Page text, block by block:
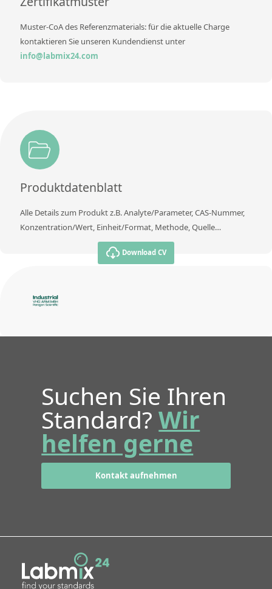
Muster-CoA des Referenzmaterials: für die aktuelle Charge
kontaktieren Sie unseren Kundendienst unter
info@labmix24.com
Produktdatenblatt
Alle Details zum Produkt z.B. Analyte/Parameter, CAS-Nummer,
Konzentration/Wert, Einheit/Format, Methode, Quelle…
Download CV
Suchen Sie Ihren
Standard?Wir
helfen gerne
Kontakt aufnehmen